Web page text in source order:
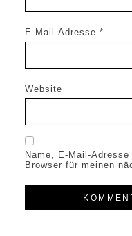
E-Mail-Adresse *
Website
Name, E-Mail-
Browser für meinen